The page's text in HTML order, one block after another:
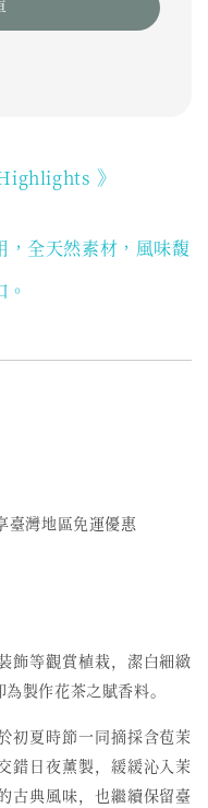
》
，全天然素材，風味馥
臺灣地區免運優惠
飾等觀賞植栽，潔白細緻
製作花茶之賦香料。
初夏時節一同摘採含苞茉
錯日夜薰製，緩緩沁入茉
古典風味，也繼續保留臺